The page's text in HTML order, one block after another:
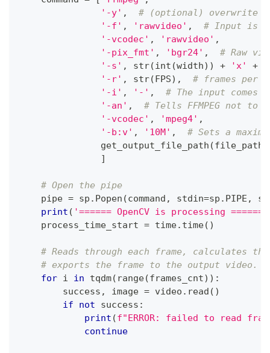
'-y' ,
# (optional)
'-f' , 'rawvideo' ,
# Input is
'-vcodec' , 'rawvideo' ,
'-pix_fmt' , 'bgr24' ,
# Raw
'-s' , str(int (width) ) + 'x' +
'-r' , str(FPS) ,
# frames per
'-i' , '-' ,
# The input comes
'-an' ,
# Tells FFMPEG not to
'-vcodec' , 'mpeg4' ,
'-b:v' , '10M' ,
# Sets a
               get_output_file_path
(file_path
]
# Open the pipe
    pipe
= sp . Popen (command , stdin=sp . PIPE ,
print ( '====== OpenCV is processing
    process_time_start
= time. time( )
# Reads through each frame, calculates
# exports the frame to the output video.
for i in tqdm( range(frames_cnt) ) :
        success
, image = video . read ( )
if
not success :
print (f"ERROR: failed to read
continue